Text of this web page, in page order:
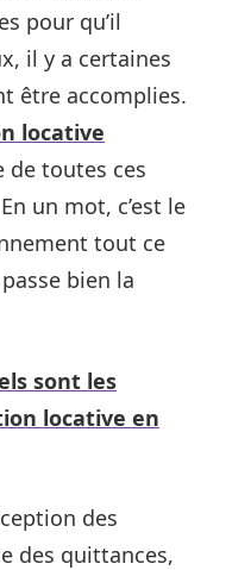
pour qu’il
il y a certaines
être accomplies.
locative
de toutes ces
un mot, c’est le
tout ce
bien la
sont les
locative en
des
des quittances,